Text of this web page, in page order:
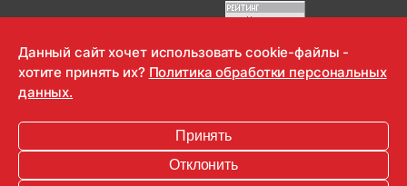
OOO "Радио-Любовь" 2000-2026
Информация для правообладателей
Данный сайт хочет использовать cookie-файлы -
хотите принять их? Политика обработки персональных
данных.
Принять
Отклонить